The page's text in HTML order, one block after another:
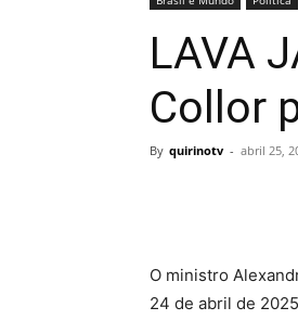
LAVA
Collor
By quirinotv - abril 25,
O ministro
24 de abril de